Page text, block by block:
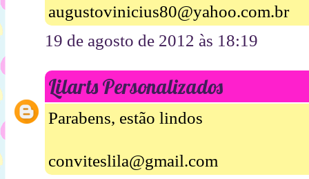
augustovinicius80@yahoo.com.br
19 de agosto de 2012 às 18:19
Lilarts Personalizados
Parabens, estão lindos
conviteslila@gmail.com